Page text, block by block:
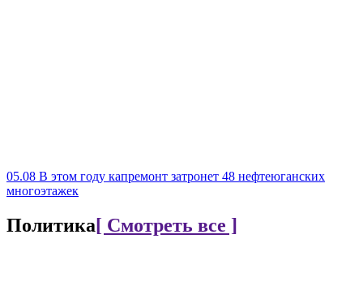
05.08 В этом году капремонт затронет 48 нефтеюганских
многоэтажек
Политика[ Смотреть все ]